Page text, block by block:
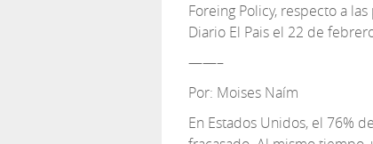
Foreing Policy, respecto a
Diario El Pais el 22 de
——–
Por: Moises Naím
En Estados Unidos, el 76%